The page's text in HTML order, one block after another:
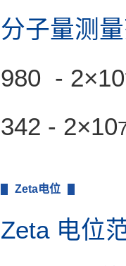
分子量测
980 - 2×10
342 - 2×10
Zeta电位
Zeta 电位